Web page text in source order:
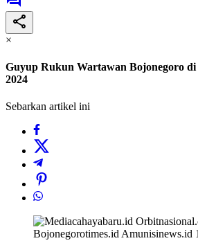
×
Guyup Rukun Wartawan Bojonegoro
2024
Sebarkan artikel ini